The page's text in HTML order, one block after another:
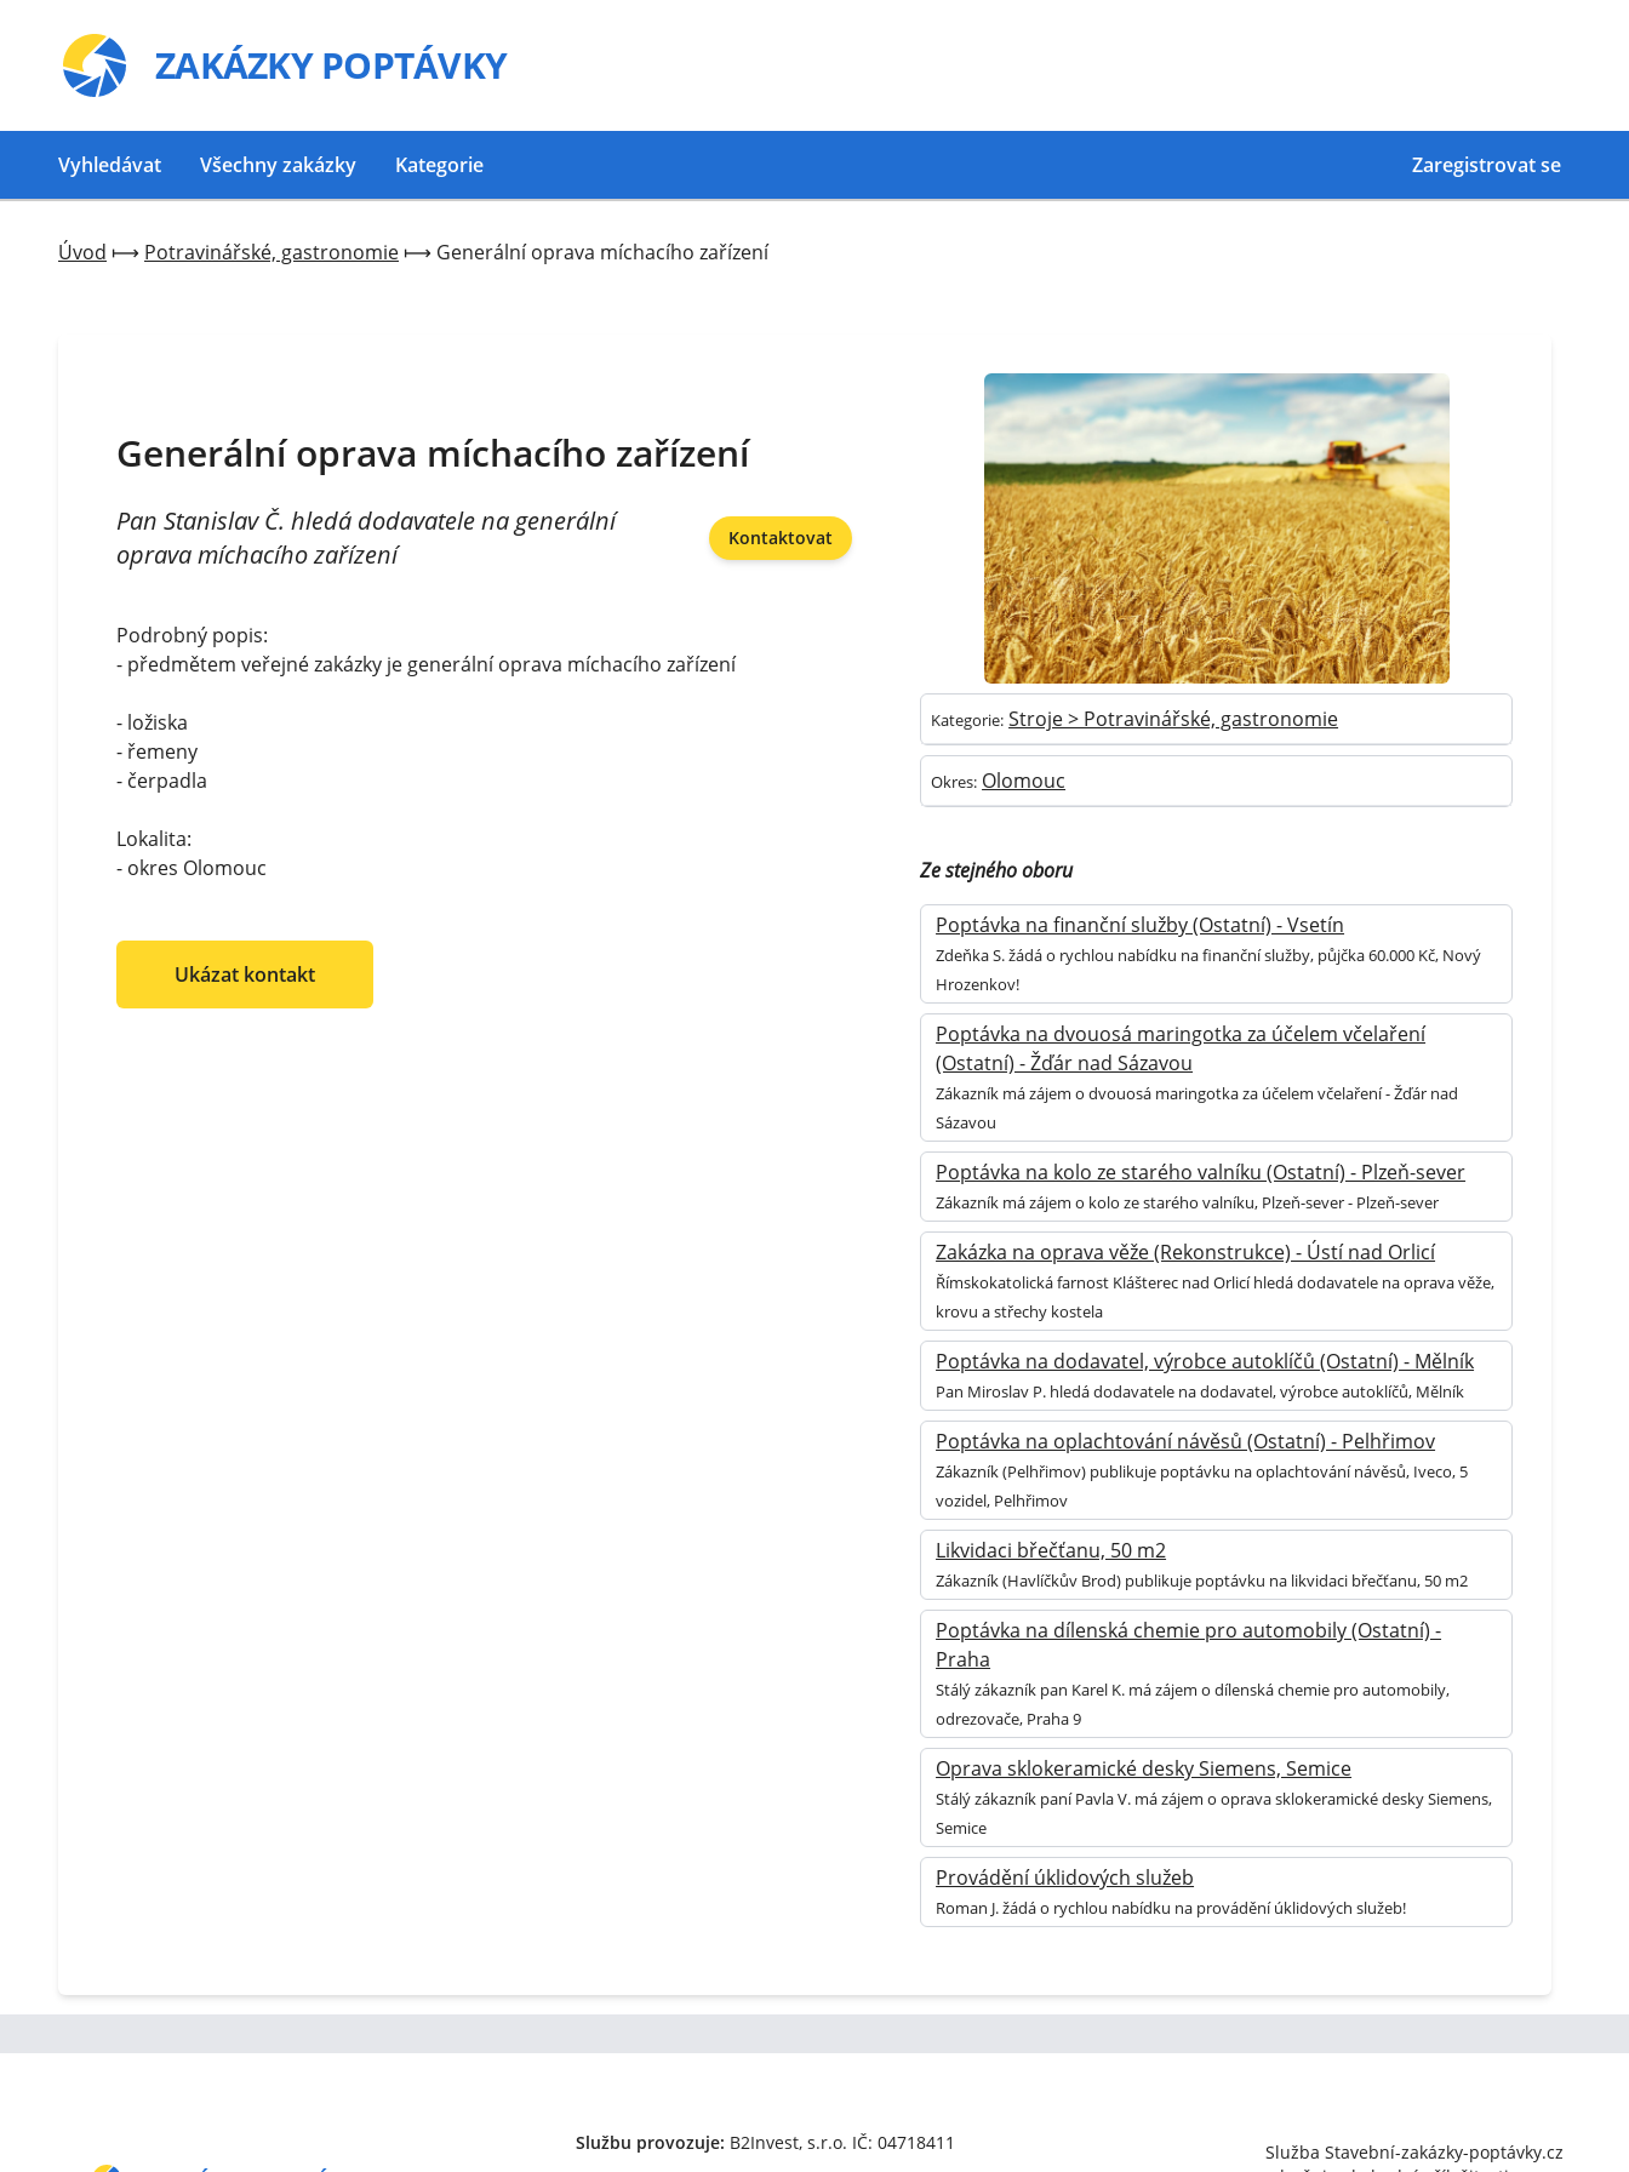
ZAKÁZKY POPTÁVKY
Vyhledávat Všechny zakázky Kategorie Zaregistrovat se
Úvod ⟼ Potravinářské, gastronomie ⟼ Generální oprava míchacího zařízení
Generální oprava míchacího zařízení
Pan Stanislav Č. hledá dodavatele na generální
oprava míchacího zařízení
Kontaktovat
Podrobný popis:
- předmětem veřejné zakázky je generální oprava míchacího zařízení
- ložiska
- řemeny
- čerpadla
Lokalita:
- okres Olomouc
Ukázat kontakt
Kategorie: Stroje > Potravinářské, gastronomie
Okres: Olomouc
Ze stejného oboru
Poptávka na finanční služby (Ostatní) - Vsetín
Zdeňka S. žádá o rychlou nabídku na finanční služby, půjčka 60.000 Kč, Nový
Hrozenkov!
Poptávka na dvouosá maringotka za účelem včelaření
(Ostatní) - Žďár nad Sázavou
Zákazník má zájem o dvouosá maringotka za účelem včelaření - Žďár nad
Sázavou
Poptávka na kolo ze starého valníku (Ostatní) - Plzeň-sever
Zákazník má zájem o kolo ze starého valníku, Plzeň-sever - Plzeň-sever
Zakázka na oprava věže (Rekonstrukce) - Ústí nad Orlicí
Římskokatolická farnost Klášterec nad Orlicí hledá dodavatele na oprava věže,
krovu a střechy kostela
Poptávka na dodavatel, výrobce autoklíčů (Ostatní) - Mělník
Pan Miroslav P. hledá dodavatele na dodavatel, výrobce autoklíčů, Mělník
Poptávka na oplachtování návěsů (Ostatní) - Pelhřimov
Zákazník (Pelhřimov) publikuje poptávku na oplachtování návěsů, Iveco, 5
vozidel, Pelhřimov
Likvidaci břečťanu, 50 m2
Zákazník (Havlíčkův Brod) publikuje poptávku na likvidaci břečťanu, 50 m2
Poptávka na dílenská chemie pro automobily (Ostatní) -
Praha
Stálý zákazník pan Karel K. má zájem o dílenská chemie pro automobily,
odrezovače, Praha 9
Oprava sklokeramické desky Siemens, Semice
Stálý zákazník paní Pavla V. má zájem o oprava sklokeramické desky Siemens,
Semice
Provádění úklidových služeb
Roman J. žádá o rychlou nabídku na provádění úklidových služeb!
Službu provozuje: B2Invest, s.r.o. IČ: 04718411
Služba Stavební-zakázky-poptávky.cz